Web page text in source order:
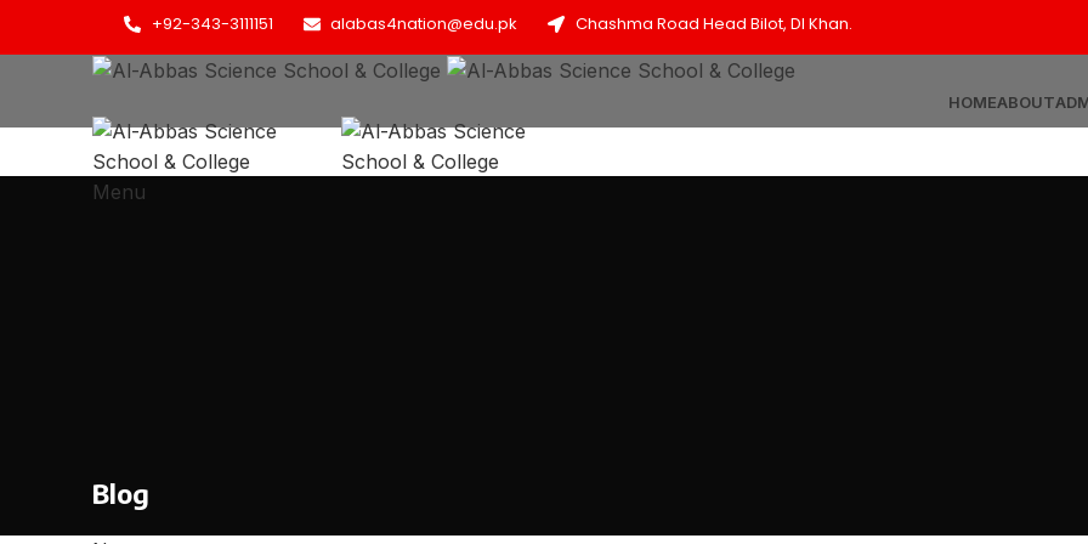
+92-343-3111151 alabas4nation@edu.pk Chashma Road Head Bilot, DI Khan.
HOMEABOUT
Menu
Blog